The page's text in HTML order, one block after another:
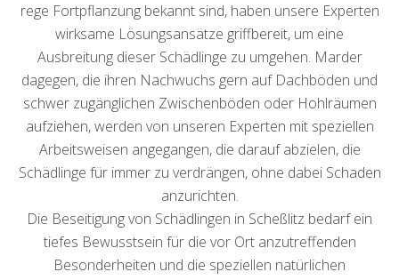
rege Fortpflanzung bekannt sind, haben unsere Experten
wirksame Lösungsansätze griffbereit, um eine
Ausbreitung dieser Schädlinge zu umgehen. Marder
dagegen, die ihren Nachwuchs gern auf Dachböden und
schwer zugänglichen Zwischenböden oder Hohlräumen
aufziehen, werden von unseren Experten mit speziellen
Arbeitsweisen angegangen, die darauf abzielen, die
Schädlinge für immer zu verdrängen, ohne dabei Schaden
anzurichten.
Die Beseitigung von Schädlingen in Scheßlitz bedarf ein
tiefes Bewusstsein für die vor Ort anzutreffenden
Besonderheiten und die speziellen natürlichen